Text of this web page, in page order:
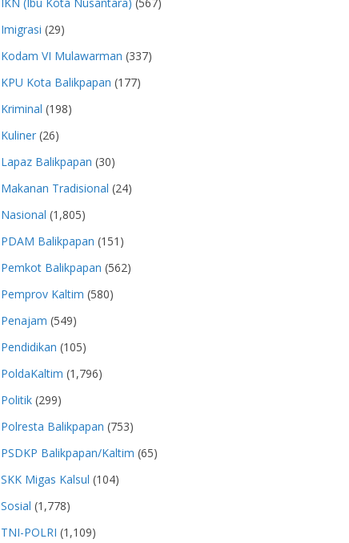
Imigrasi (29)
Kodam VI Mulawarman (337)
KPU Kota Balikpapan (177)
Kriminal (198)
Kuliner (26)
Lapaz Balikpapan (30)
Makanan Tradisional (24)
Nasional (1,805)
PDAM Balikpapan (151)
Pemkot Balikpapan (562)
Pemprov Kaltim (580)
Penajam (549)
Pendidikan (105)
PoldaKaltim (1,796)
Politik (299)
Polresta Balikpapan (753)
PSDKP Balikpapan/Kaltim (65)
SKK Migas Kalsul (104)
Sosial (1,778)
TNI-POLRI (1,109)